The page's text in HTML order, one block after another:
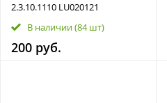
2.3.10.1110 LU020121
В наличии(84 шт)
200 руб.